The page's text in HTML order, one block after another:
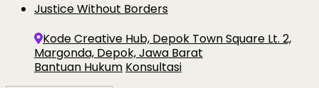
Justice Without Borders
Kode Creative Hub, Depok Town Square Lt. 2,
Margonda, Depok, Jawa Barat
Bantuan Hukum Konsultasi